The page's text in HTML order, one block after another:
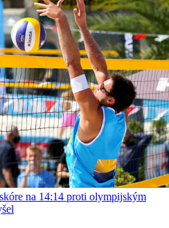
na 14:14 proti olympijským